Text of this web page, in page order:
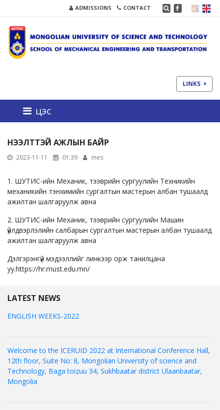
ADMISSIONS CONTACT
LINKS
цэс
НЭЭЛТТЭЙ АЖЛЫН БАЙР
2023-11-11 01:39 mes
1. ШУТИС-ийн Механик, тээврийн сургуулийн Техникийн
механикийн тэнхимийн сургалтын мастерын албан тушаалд
ажилтан шалгаруулж авна
2. ШУТИС-ийн Механик, тээврийн сургуулийн Машин
үйлдвэрлэлийн салбарын сургалтын мастерын албан тушаалд
ажилтан шалгаруулж авна
Дэлгэрэнгүй мэдээллийг линкээр орж танилцана
уу.https://hr.must.edu.mn/
LATEST NEWS
ENGLISH WEEKS-2022
Welcome to the ICERUID 2022 at International Conference Hall,
12th floor, Suite No: 8, Mongolian University of science and
Technology, Baga toizuu 34, Sukhbaatar district Ulaanbaatar,
Mongolia